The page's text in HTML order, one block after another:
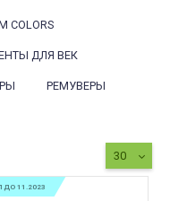
КАК ПРАВИЛЬНО
Татуировки - это
личности, искусство
они требуют
COLORS
ДЛЯ ВЕК
РЕМУВЕРЫ
30
ДО 11.2023